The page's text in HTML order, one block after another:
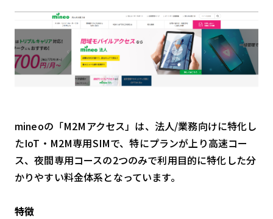
mineoの「M2Mアクセス」は、法人/業務向けに特化し
たIoT・M2M専用SIMで、特にプランが上り高速コー
ス、夜間専用コースの2つのみで利用目的に特化した分
かりやすい料金体系となっています。
特徴